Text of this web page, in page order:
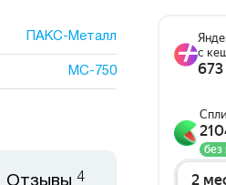
ПАКС-Металл
МС-750
Отзывы 4